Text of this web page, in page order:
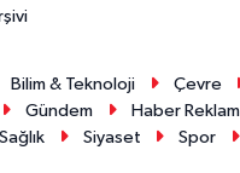
Bilim & Teknoloji Çevre
Gündem Haber Reklam
Sağlık Siyaset Spor